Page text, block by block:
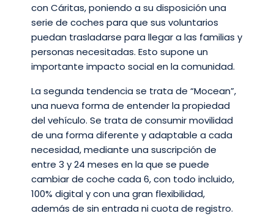
con Cáritas, poniendo a su disposición una
serie de coches para que sus voluntarios
puedan trasladarse para llegar a las familias y
personas necesitadas. Esto supone un
importante impacto social en la comunidad.
La segunda tendencia se trata de “Mocean”,
una nueva forma de entender la propiedad
del vehículo. Se trata de consumir movilidad
de una forma diferente y adaptable a cada
necesidad, mediante una suscripción de
entre 3 y 24 meses en la que se puede
cambiar de coche cada 6, con todo incluido,
100% digital y con una gran flexibilidad,
además de sin entrada ni cuota de registro.